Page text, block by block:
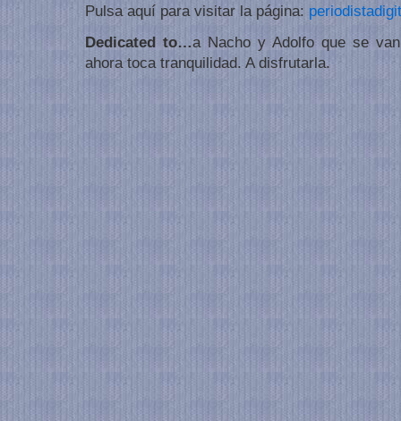
Pulsa aquí para visitar la página:
Dedicated to…a Nacho y Adolfo que se
ahora toca tranquilidad. A disfrutarla.